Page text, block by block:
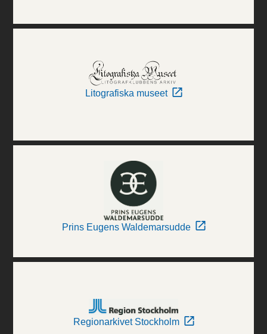
Litografiska museet
Prins Eugens Waldemarsudde
Regionarkivet Stockholm